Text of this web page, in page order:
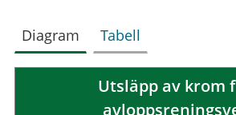
Diagram Tabell
Utsläpp av krom